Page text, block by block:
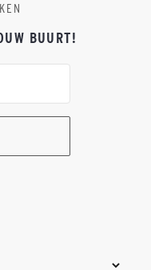
BUURT!